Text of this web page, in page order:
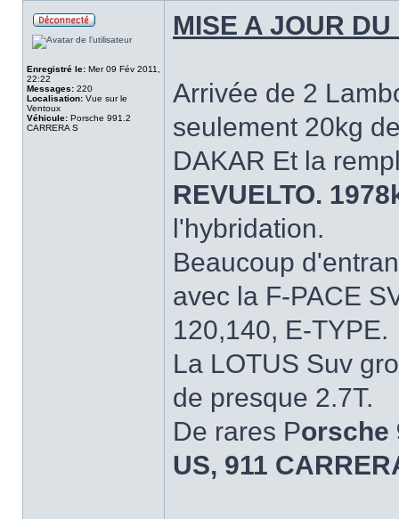
Enregistré le: Mer 09 Fév 2011,
22:22
Messages: 220
Localisation: Vue sur le
Ventoux
Véhicule: Porsche 991.2
CARRERA S
MISE A JOUR
Arrivée de 2
seulement 20kg
DAKAR Et la
REVUELTO.
l'hybridation.
Beaucoup
avec la F-PACE
120,140, E-TYPE.
La LOTUS Suv
de presque 2.7T.
De rares Porsche
US, 911